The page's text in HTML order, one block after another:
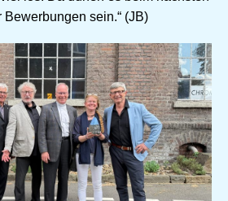
Bewerbungen sein.“ (JB)